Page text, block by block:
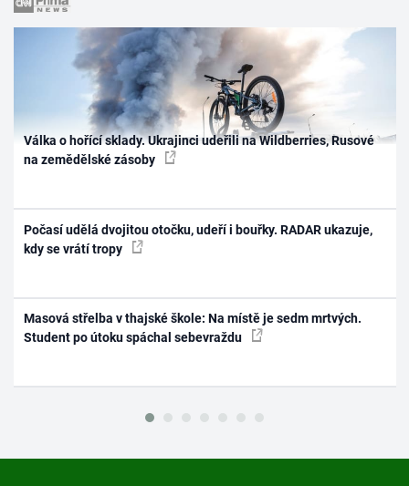
Válka o hořící sklady. Ukrajinci udeřili na Wildberries, Rusové
na zemědělské zásoby
Počasí udělá dvojitou otočku, udeří i bouřky. RADAR ukazuje,
kdy se vrátí tropy
Masová střelba v thajské škole: Na místě je sedm mrtvých.
Student po útoku spáchal sebevraždu